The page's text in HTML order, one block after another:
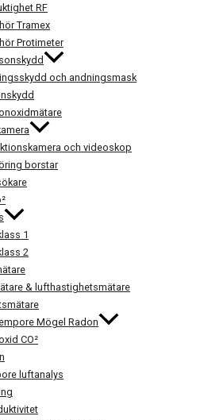
RF
Tramex
Protimeter
och andningsmask
och videoskop
borstar
1
2
& lufthastighetsmätare
Mögel Radon
CO²
luftanalys